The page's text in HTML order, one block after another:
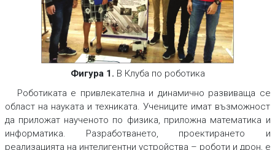
Фигура 1. В Клуба по роботика
Роботиката е привлекателна и динамично развиваща се
област на науката и техниката. Учениците имат възможност
да приложат наученото по физика, приложна математика и
информатика. Разработването, проектирането и
реализацията на интелигентни устройства – роботи и дрон, е